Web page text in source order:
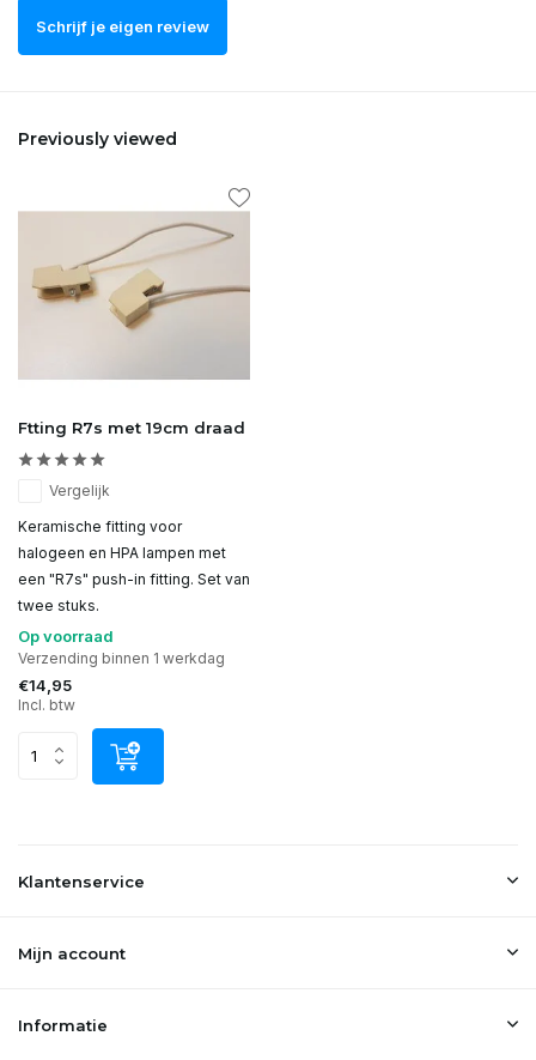
Schrijf je eigen review
Previously viewed
Ftting R7s met 19cm draad
Vergelijk
Keramische fitting voor
halogeen en HPA lampen met
een "R7s" push-in fitting. Set van
twee stuks.
Op voorraad
Verzending binnen 1 werkdag
€14,95
Incl. btw
Klantenservice
Mijn account
Informatie